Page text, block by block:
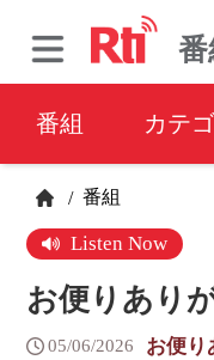
番
番組 カテ
/ 番組
Listen Now
お便りあり
05/06/2026 お便り